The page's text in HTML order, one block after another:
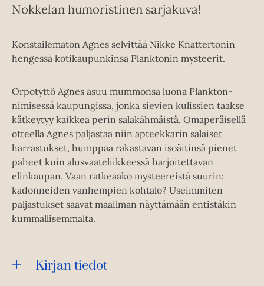
Nokkelan humoristinen sarjakuva!
Konstailematon Agnes selvittää Nikke Knattertonin
hengessä kotikaupunkinsa Planktonin mysteerit.
Orpotyttö Agnes asuu mummonsa luona Plankton-
nimisessä kaupungissa, jonka sievien kulissien taakse
kätkeytyy kaikkea perin salakähmäistä. Omaperäisellä
otteella Agnes paljastaa niin apteekkarin salaiset
harrastukset, humppaa rakastavan isoäitinsä pienet
paheet kuin alusvaateliikkeessä harjoitettavan
elinkaupan. Vaan ratkeaako mysteereistä suurin:
kadonneiden vanhempien kohtalo? Useimmiten
paljastukset saavat maailman näyttämään entistäkin
kummallisemmalta.
Kirjan tiedot